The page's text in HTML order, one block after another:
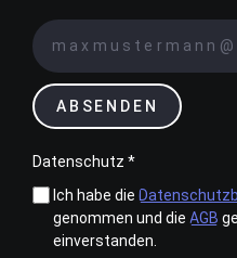
ABSENDEN
Datenschutz *
Ich habe die
genommen und die AGB
einverstanden.